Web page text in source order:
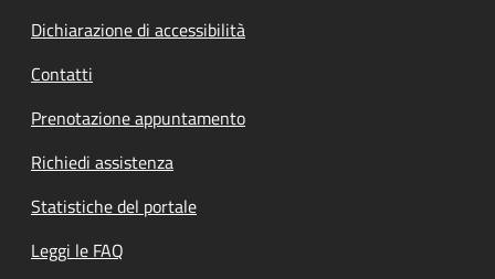
Dichiarazione di accessibilità
Contatti
Prenotazione appuntamento
Richiedi assistenza
Statistiche del portale
Leggi le FAQ